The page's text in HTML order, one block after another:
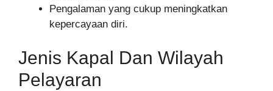
Pengalaman yang cukup meningkatkan
kepercayaan diri.
Jenis Kapal Dan Wilayah
Pelayaran